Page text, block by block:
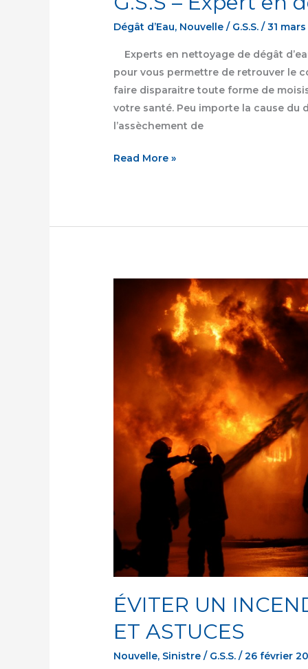
Dégât d’Eau, Nouvelle / G.S.S./31 mars
Experts en nettoyage de dégât
pour vous permettre de retrouver le
faire disparaitre toute forme de
votre santé. Peu importe la cause du
l’assèchement de
Read More »
ÉVITER UN
ET ASTUCES
Nouvelle, Sinistre / G.S.S./26 février
INCENDIE
ASTUCES